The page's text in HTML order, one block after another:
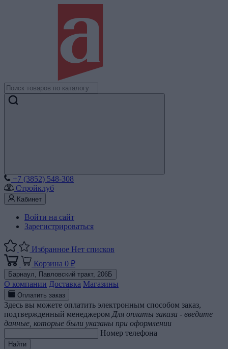
+7 (3852) 548-308
Стройклуб
Кабинет
Войти на сайт
Зарегистрироваться
Избранное Нет списков
Корзина 0 ₽
Барнаул, Павловский тракт, 206Б
О компании Доставка Магазины
Оплатить заказ
Здесь вы можете оплатить электронным способом заказ,
подтвержденный менеджером Для оплаты заказа - введите
данные, которые были указаны при оформлении
Номер телефона
Найти